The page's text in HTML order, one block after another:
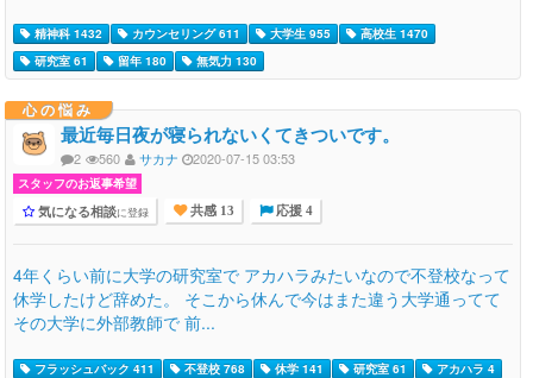
精神科 1432 カウンセリング 611 大学生 955
高校生 1470
研究室 61
留年 180 無気力 130
心の悩み
最近毎日夜が寝られないくてきついです。
2 560 サカナ 2020-07-15 03:53
スタッフのお返事希望
気になる相談に登録 共感 13 応援 4
4年くらい前に大学の研究室で アカハラみたいなので不登校なって
休学したけど辞めた。 そこから休んで今はまた違う大学通ってて
その大学に外部教師で 前...
フラッシュバック 411 不登校 768 休学 141 研究室 61 アカハラ 4